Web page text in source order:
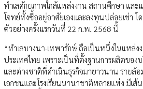
ทำเลศักยภาพใกล้แหล่งงาน สถานศึกษา และ
โจทย์ทั้งซื้ออยู่อาศัยเองและลงทุนปล่อยเช่า โ
ตัวอย่างครั้งแรกวันที่ 22 ก.พ. 2568 นี้
“ทำเลบางนา-เทพารักษ์ ถือเป็นหนึ่งในแหล่ง
ประเทศไทย เพราะเป็นที่ตั้งฐานการผลิตขอ
และต่างชาติที่ดำเนินธุรกิจมายาวนาน รายล้
เอกชนและโรงเรียนนานาชาติหลายแห่ง มีเส้